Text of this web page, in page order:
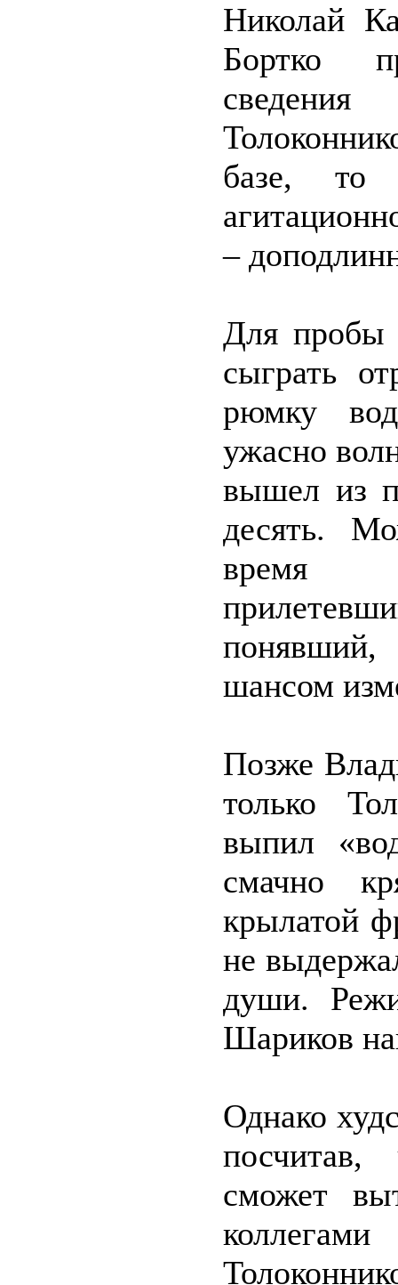
Николай
Бортко
базе,
–
Для пробы
сыграть
рюмку
ужасно
вышел из
десять.
время
понявший,
шансом
Позже
только
выпил
смачно
крылатой
не
души.
Шариков
Однако
сможет